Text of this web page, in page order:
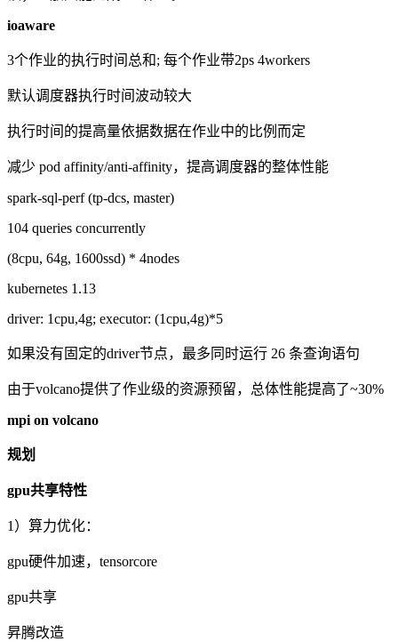
ioaware
3个作业的执行时间总和; 每个作业带2ps 4workers
默认调度器执行时间波动较大
执行时间的提高量依据数据在作业中的比例而定
减少 pod affinity/anti-affinity，提高调度器的整体性能
spark-sql-perf (tp-dcs, master)
104 queries concurrently
(8cpu, 64g, 1600ssd) * 4nodes
kubernetes 1.13
driver: 1cpu,4g; executor: (1cpu,4g)*5
如果没有固定的driver节点，最多同时运行 26 条查询语句
由于volcano提供了作业级的资源预留，总体性能提高了~30%
mpi on volcano
规划
gpu共享特性
1）算力优化：
gpu硬件加速， tensorcore
gpu共享
昇腾改造